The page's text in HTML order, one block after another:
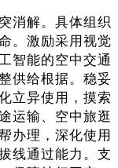
解。具体组织
。激励采用视觉
智能的空中交通
供给根据。稳妥
立异使用，摸索
运输、空中旅逛
办理，深化使用
线通过能力。支